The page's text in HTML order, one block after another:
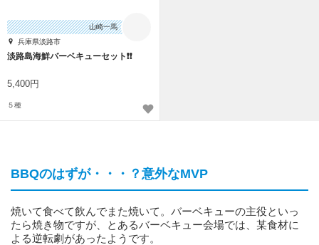
山崎一馬
兵庫県淡路市
淡路島海鮮バーベキューセット❗❗
5,400円
５種
BBQのはずが・・・？意外なMVP
焼いて食べて飲んでまた焼いて。バーベキューの主役といっ
たら焼き物ですが、とあるバーベキュー会場では、某食材に
よる逆転劇があったようです。